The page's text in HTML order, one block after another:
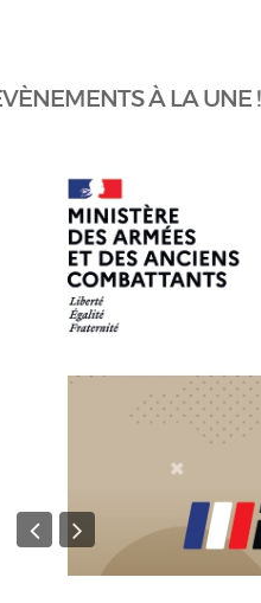
À LA UNE !